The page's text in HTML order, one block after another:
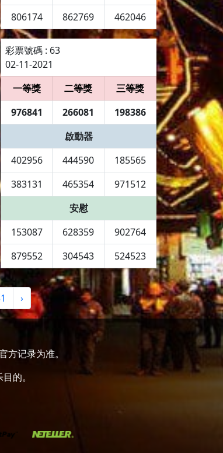
806174
862769 462046
彩票號碼 : 63
02-11-2021
一等獎
二等獎
三等獎
976841
266081
198386
啟動器
402956
444590
185565
383131
465354
971512
安慰
153087
628359
902764
879552
304543 524523
›
记录为准。
的。